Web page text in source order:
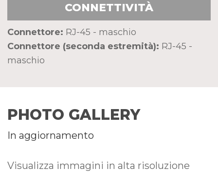
CONNETTIVITÀ
Connettore: RJ-45 - maschio
Connettore (seconda estremità): RJ-45 -
maschio
PHOTO GALLERY
In aggiornamento
Visualizza immagini in alta risoluzione